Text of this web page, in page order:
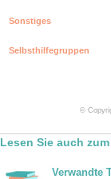
Sonstiges
Selbsthilfegruppen
©
Lesen Sie auch
Verwandte